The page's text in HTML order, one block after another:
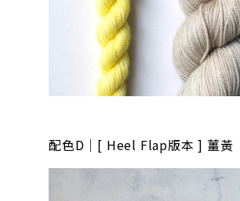
配色D｜[ Heel Flap版本 ] 薑黃